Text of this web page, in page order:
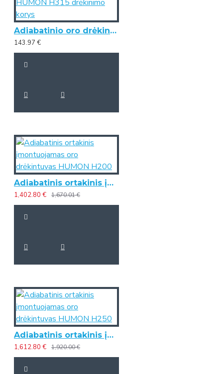
Adiabatinio oro drėkintuvo HUMON H315 drėkinimo korys
143.97 €
Adiabatinis ortakinis įmontuojamas oro drėkintuvas HUMON H200
1,402.80 € 1,670.01 €
Adiabatinis ortakinis įmontuojamas oro drėkintuvas HUMON H250
1,612.80 € 1,920.00 €